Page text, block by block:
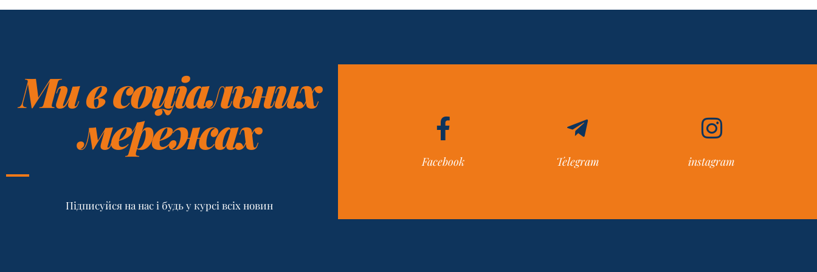
Ми в соціальних
мережах
Підписуйся на нас і будь у курсі всіх новин
Facebook Telegram instagram